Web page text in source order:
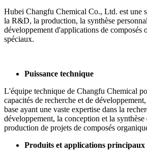
Hubei Changfu Chemical Co., Ltd. est une
la R&D, la production, la synthèse
développement d'applications de composés
spéciaux.
Puissance technique
L'équipe technique de Changfu Chemical
capacités de recherche et de
base ayant une vaste expertise dans la
développement, la conception et la synthèse
production de projets de composés
Produits et applications principaux